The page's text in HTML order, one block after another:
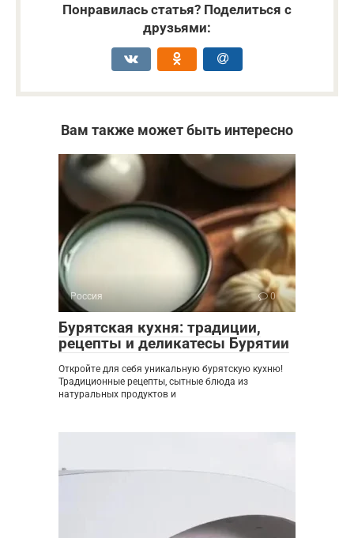
Понравилась статья? Поделиться с
друзьями:
Вам также может быть интересно
Россия 0
Бурятская кухня: традиции,
рецепты и деликатесы Бурятии
Откройте для себя уникальную бурятскую кухню!
Традиционные рецепты, сытные блюда из
натуральных продуктов и